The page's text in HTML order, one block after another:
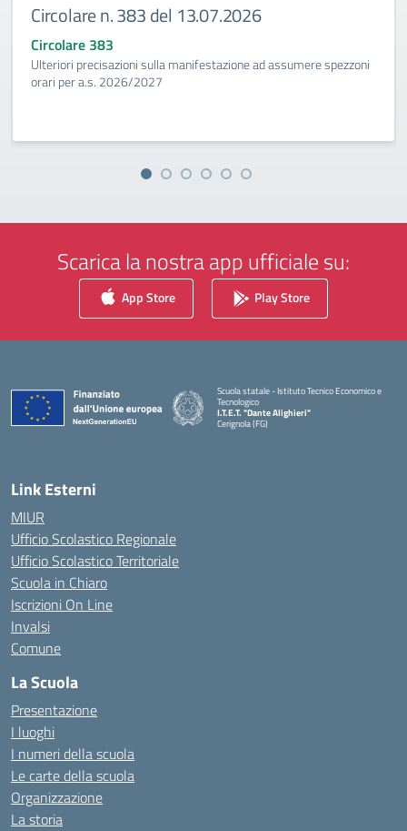
Circolare n. 383 del 13.07.2026
Circolare 383
Ulteriori precisazioni sulla manifestazione ad assumere spezzoni
orari per a.s. 2026/2027
Scarica la nostra app ufficiale su:
App Store Play Store
Scuola statale - Istituto Tecnico Economico e
Tecnologico
I.T.E.T. "Dante Alighieri"
Cerignola (FG)
— Visita la pagina iniziale della scuola
Link Esterni
MIUR
Ufficio Scolastico Regionale
Ufficio Scolastico Territoriale
Scuola in Chiaro
Iscrizioni On Line
Invalsi
Comune
La Scuola
Presentazione
I luoghi
I numeri della scuola
Le carte della scuola
Organizzazione
La storia